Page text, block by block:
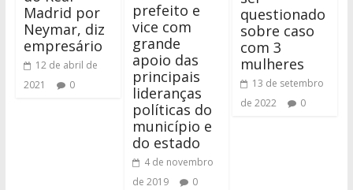
Madrid por
Neymar, diz
empresário
12 de abril de
2021
0
prefeito e
vice com
grande
apoio das
principais
lideranças
políticas do
município e
do estado
4 de novembro
de 2019
0
questionado
sobre caso
com 3
mulheres
13 de setembro
de 2022
0